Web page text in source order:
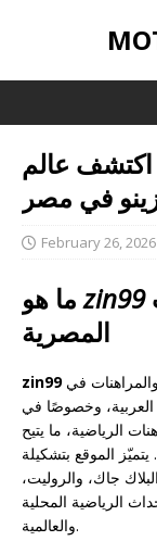
في مصر
February 26, 2026
ما هوzin99وما يميّزه في سوق الألعاب
المصرية
zin99أصبح اسمًا متداولًا بين محبي الألعاب الإلكترونية والمراهنات في
الرياضية، ما يتيح
الموقع بتشكيلة
جاك، والروليت،
الرياضية المحلية
والعالمية.